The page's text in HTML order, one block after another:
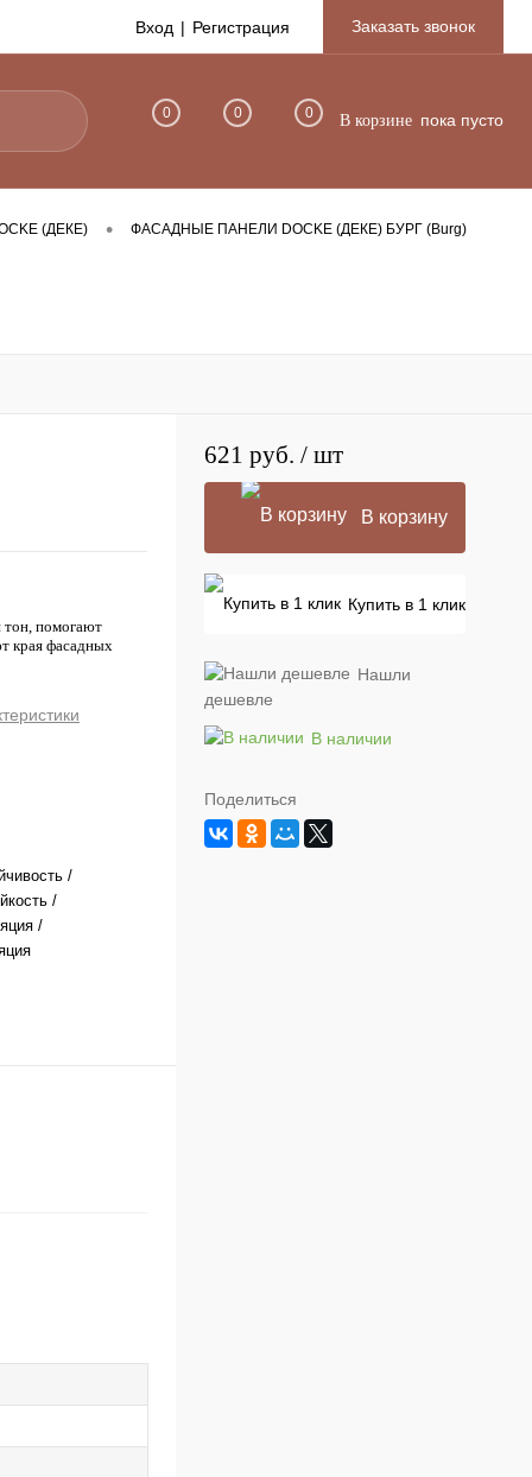
Вход Регистрация Заказать звонок
0 0 0 В корзине пока пусто
(ДЕКЕ) • ФАСАДНЫЕ ПАНЕЛИ DOCKE (ДЕКЕ) БУРГ (Burg)
тон, помогают
края фасадных
/
/
/
621 руб. / шт
В корзину
Купить в 1 клик
Нашли
дешевле
В наличии
Поделиться